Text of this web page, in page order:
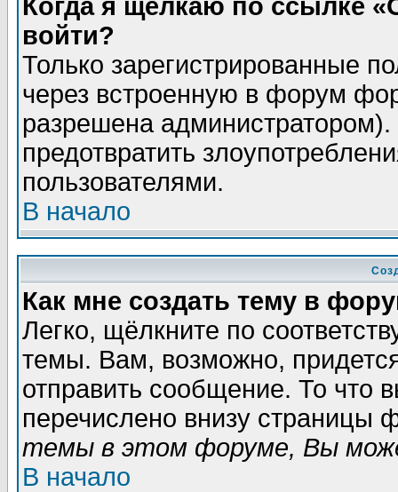
Когда я щёлкаю по ссылке
войти?
Только зарегистрированные
через встроенную в форум
разрешена
предотвратить
пользователями.
В начало
Как мне создать тему в
Легко, щёлкните по
темы. Вам, возможно,
отправить сообщение. То что
перечислено внизу страницы
темы в этом форуме, Вы
В начало